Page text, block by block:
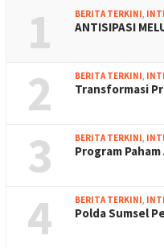
1 BERITA TERKINI,
ANTISIPASI
2 BERITA TERKINI,
Transformasi
3 BERITA TERKINI,
Program
4 BERITA TERKINI,
Polda Sumsel